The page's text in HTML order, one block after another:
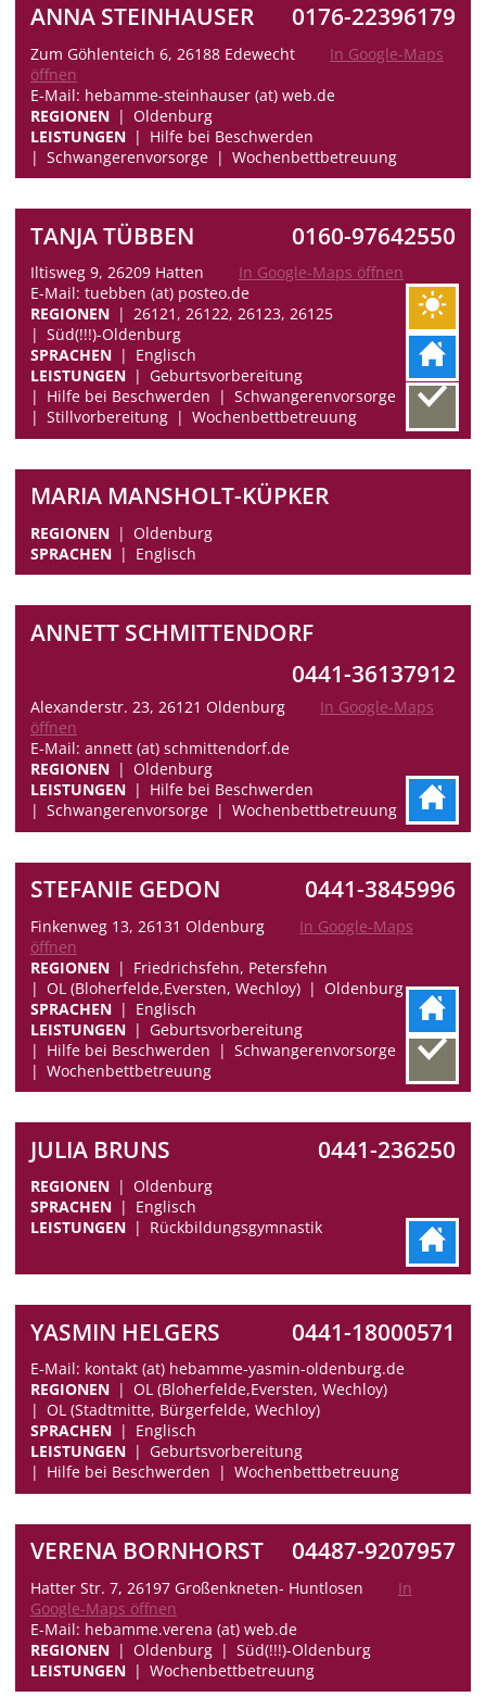
ANNA STEINHAUSER 0176-22396179
Zum Göhlenteich 6, 26188 Edewecht
In Google-Maps
öffnen
E-Mail: hebamme-steinhauser (at) web.de
REGIONEN
Oldenburg
LEISTUNGEN
Hilfe bei Beschwerden
Schwangerenvorsorge
Wochenbettbetreuung
TANJA TÜBBEN 0160-97642550
Iltisweg 9, 26209 Hatten
In Google-Maps öffnen
E-Mail: tuebben (at) posteo.de
REGIONEN
26121, 26122, 26123, 26125
Süd(!!!)-Oldenburg
SPRACHEN
Englisch
LEISTUNGEN
Geburtsvorbereitung
Hilfe bei Beschwerden
Schwangerenvorsorge
Stillvorbereitung
Wochenbettbetreuung
MARIA MANSHOLT-KÜPKER
REGIONEN
Oldenburg
SPRACHEN
Englisch
ANNETT SCHMITTENDORF
0441-36137912
Alexanderstr. 23, 26121 Oldenburg
In Google-Maps
öffnen
E-Mail: annett (at) schmittendorf.de
REGIONEN
Oldenburg
LEISTUNGEN
Hilfe bei Beschwerden
Schwangerenvorsorge
Wochenbettbetreuung
STEFANIE GEDON 0441-3845996
Finkenweg 13, 26131 Oldenburg
In Google-Maps
öffnen
REGIONEN
Friedrichsfehn, Petersfehn
OL (Bloherfelde,Eversten, Wechloy)
Oldenburg
SPRACHEN
Englisch
LEISTUNGEN
Geburtsvorbereitung
Hilfe bei Beschwerden
Schwangerenvorsorge
Wochenbettbetreuung
JULIA BRUNS 0441-236250
REGIONEN
Oldenburg
SPRACHEN
Englisch
LEISTUNGEN
Rückbildungsgymnastik
YASMIN HELGERS 0441-18000571
E-Mail: kontakt (at) hebamme-yasmin-oldenburg.de
REGIONEN
OL (Bloherfelde,Eversten, Wechloy)
OL (Stadtmitte, Bürgerfelde, Wechloy)
SPRACHEN
Englisch
LEISTUNGEN
Geburtsvorbereitung
Hilfe bei Beschwerden
Wochenbettbetreuung
VERENA BORNHORST 04487-9207957
Hatter Str. 7, 26197 Großenkneten- Huntlosen
In
Google-Maps öffnen
E-Mail: hebamme.verena (at) web.de
REGIONEN
Oldenburg
Süd(!!!)-Oldenburg
LEISTUNGEN
Wochenbettbetreuung